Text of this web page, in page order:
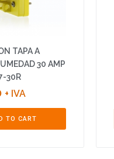
TAPA A
30 AMP
30R
+ IVA
TO CART